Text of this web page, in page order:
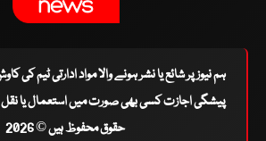
ہم نیوز پر شائع یا نشر ہونے والا مواد ادارتی ٹیم کی
پیشگی اجازت کسی بھی صورت میں استعمال یا نقل
حقوق محفوظ ہیں © 2026